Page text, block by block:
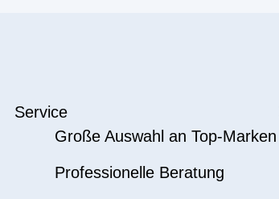
Service
Große Auswahl an Top-Marken
Professionelle Beratung